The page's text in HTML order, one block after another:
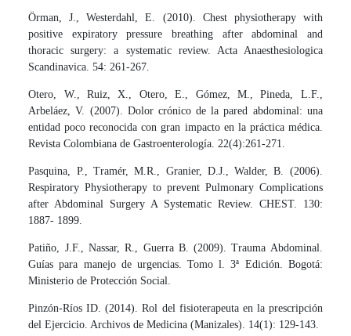
Örman, J., Westerdahl, E. (2010). Chest physiotherapy with
positive expiratory pressure breathing after abdominal and
thoracic surgery: a systematic review. Acta Anaesthesiologica
Scandinavica. 54: 261-267.
Otero, W., Ruiz, X., Otero, E., Gómez, M., Pineda, L.F.,
Arbeláez, V. (2007). Dolor crónico de la pared abdominal: una
entidad poco reconocida con gran impacto en la práctica médica.
Revista Colombiana de Gastroenterología. 22(4):261-271.
Pasquina, P., Tramér, M.R., Granier, D.J., Walder, B. (2006).
Respiratory Physiotherapy to prevent Pulmonary Complications
after Abdominal Surgery A Systematic Review. CHEST. 130:
1887- 1899.
Patiño, J.F., Nassar, R., Guerra B. (2009). Trauma Abdominal.
Guías para manejo de urgencias. Tomo l. 3ª Edición. Bogotá:
Ministerio de Protección Social.
Pinzón-Ríos ID. (2014). Rol del fisioterapeuta en la prescripción
del Ejercicio. Archivos de Medicina (Manizales). 14(1): 129-143.